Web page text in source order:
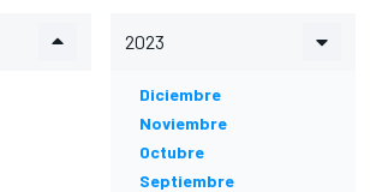
2023
Diciembre
Noviembre
Octubre
Septiembre